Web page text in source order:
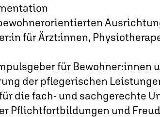
für Ärzt:innen,
für Bewohner:innen
der pflegerischen
die fach- und sachgerechte
Pflichtfortbildungen und